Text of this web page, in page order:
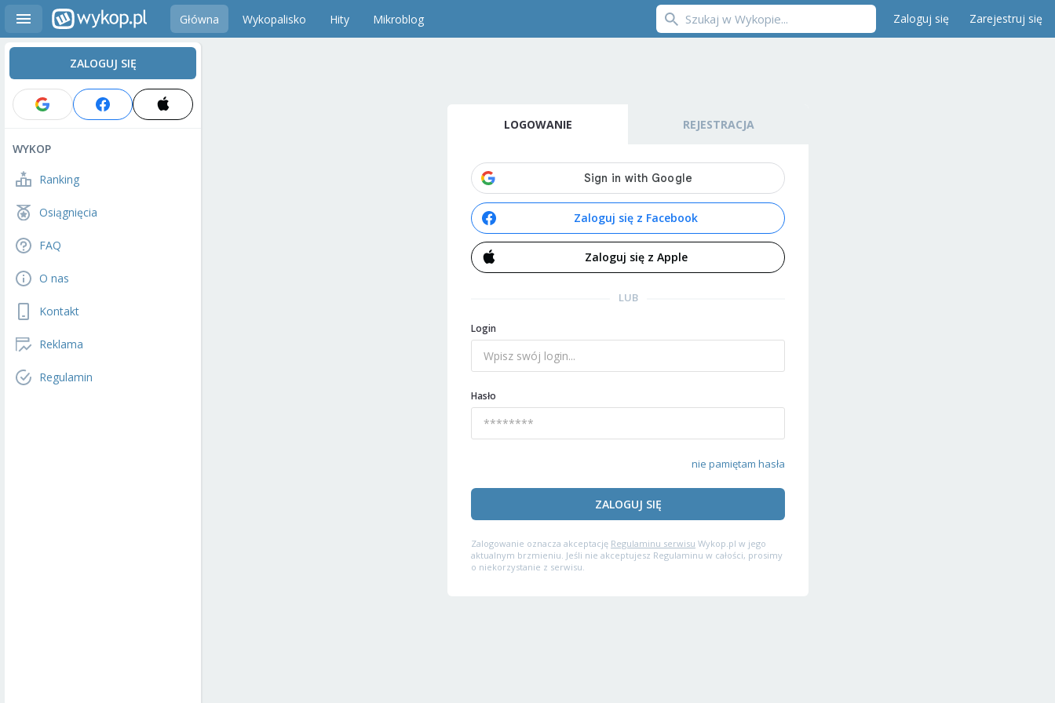
Główna Wykopalisko Hity Mikroblog Zaloguj się Zarejestruj się
ZALOGUJ SIĘ
WYKOP
Ranking
Osiągnięcia
FAQ
O nas
Kontakt
Reklama
Regulamin
LOGOWANIE REJESTRACJA
Zaloguj się z Facebook
Zaloguj się z Apple
LUB
Login
Hasło
nie pamiętam hasła
ZALOGUJ SIĘ
Zalogowanie oznacza akceptację Regulaminu serwisu Wykop.pl w jego
aktualnym brzmieniu. Jeśli nie akceptujesz Regulaminu w całości, prosimy
o niekorzystanie z serwisu.